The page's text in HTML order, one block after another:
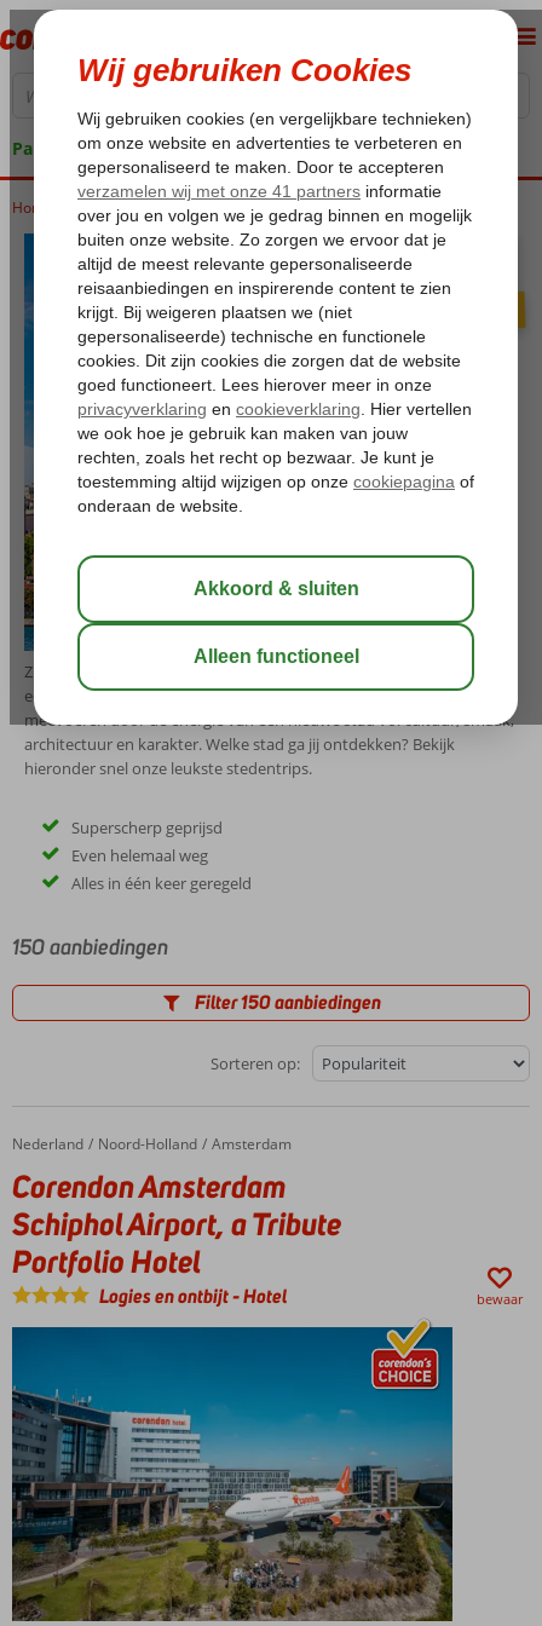
Pakketgarantie
Home Stedentrips
STEDENTRIPS
Toon Stedentrips
Zin om er even tussenuit te gaan? Ga op stedentrip! Perfect als je er
een aantal dagen – of gewoon wat langer – tussenuit wilt. Laat je
meevoeren door de energie van een nieuwe stad vol cultuur, smaak,
architectuur en karakter. Welke stad ga jij ontdekken? Bekijk
hieronder snel onze leukste stedentrips.
Superscherp geprijsd
Even helemaal weg
Alles in één keer geregeld
150 aanbiedingen
Filter 150 aanbiedingen
Sorteren op:
Home
Nederland Noord-Holland Amsterdam
Corendon Amsterdam Schiphol Airport, a Tribute Portfolio Hotel
Corendon Amsterdam
Schiphol Airport, a Tribute
Portfolio Hotel
Logies en ontbijt-Hotel bewaar